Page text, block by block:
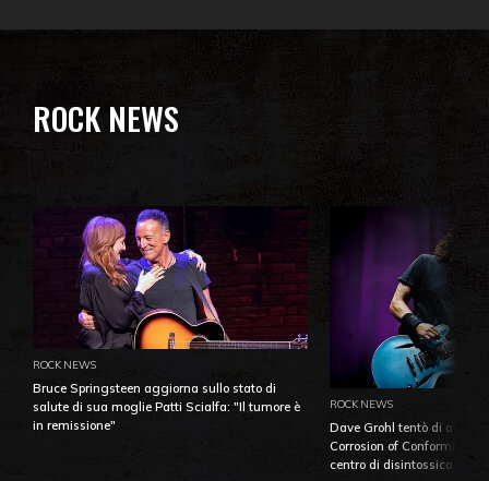
ROCK NEWS
ROCK NEWS
Bruce Springsteen aggiorna sullo stato di
salute di sua moglie Patti Scialfa: "Il tumore è
in remissione"
ROCK NEWS
Dave Grohl tentò di
Corrosion of Conformity
centro di